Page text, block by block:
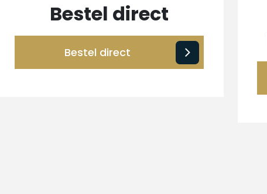
Bestel direct
Bestel direct